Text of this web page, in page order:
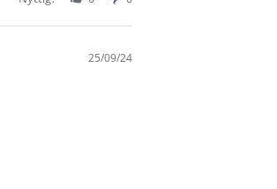
25/09/24